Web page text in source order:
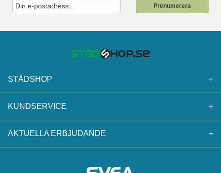
Prenumerera
STÄDSHOP +
KUNDSERVICE +
AKTUELLA ERBJUDANDE +